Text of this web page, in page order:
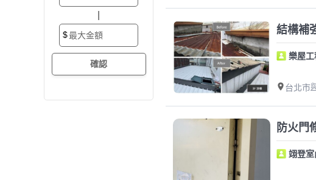
地板防滑施工
塑膠地板工程
實木地板
$ 結構補
樂屋工
台北市
防火門
翊登